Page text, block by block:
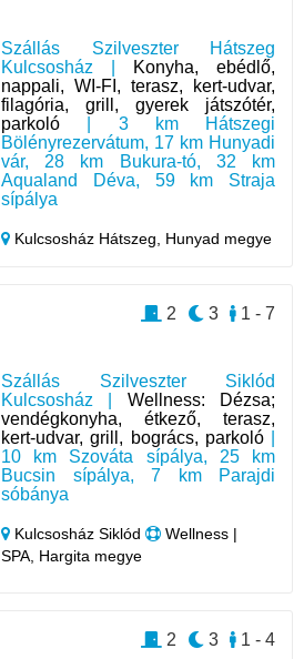
Szállás Szilveszter Hátszeg
Kulcsosház |
Konyha, ebédlő,
nappali, WI-FI, terasz, kert-udvar,
filagória, grill, gyerek játszótér,
parkoló | 3 km Hátszegi
Bölényrezervátum, 17 km Hunyadi
vár, 28 km Bukura-tó, 32 km
Aqualand Déva, 59 km Straja
sípálya
Kulcsosház Hátszeg, Hunyad megye
Szállás Szilveszter Siklód
Kulcsosház | Wellness: Dézsa;
vendégkonyha, étkező, terasz,
kert-udvar, grill, bogrács, parkoló|
10 km Szováta sípálya, 25 km
Bucsin sípálya, 7 km Parajdi
sóbánya
Kulcsosház Siklód
Wellness |
SPA, Hargita megye
1 - 7
3
2
1 - 4
3
2